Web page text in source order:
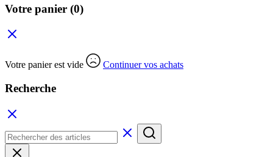
Votre panier (0)
Votre panier est vide Continuer vos achats
Recherche